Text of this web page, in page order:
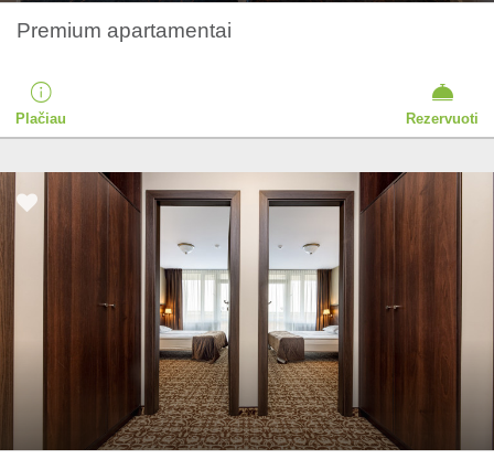
Premium apartamentai
Plačiau Rezervuoti